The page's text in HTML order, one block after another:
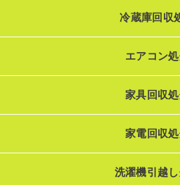
冷蔵庫回収
エアコン
家具回収
家電回収
洗濯機引越